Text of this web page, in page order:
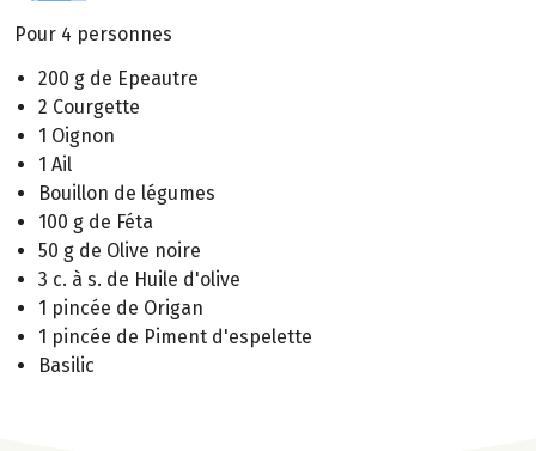
Pour 4 personnes
200 g de Epeautre
2 Courgette
1 Oignon
1 Ail
Bouillon de légumes
100 g de Féta
50 g de Olive noire
3 c. à s. de Huile d'olive
1 pincée de Origan
1 pincée de Piment d'espelette
Basilic